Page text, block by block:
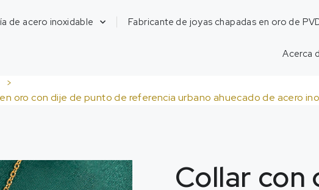
de acero inoxidable Fabricante de joyas chapadas en oro de
Acerca
>
oro con dije de punto de referencia urbano ahuecado de acero
Collar con